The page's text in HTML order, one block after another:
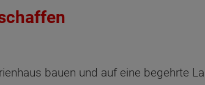
bauen und auf eine begehrte